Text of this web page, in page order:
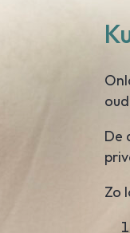
De
Zo